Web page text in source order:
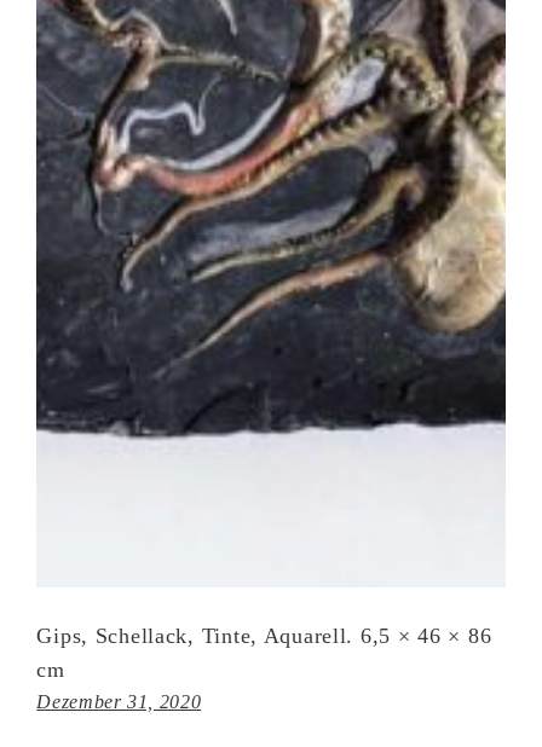
Gips, Schellack, Tinte, Aquarell. 6,5 × 46 × 86
cm
Dezember 31, 2020